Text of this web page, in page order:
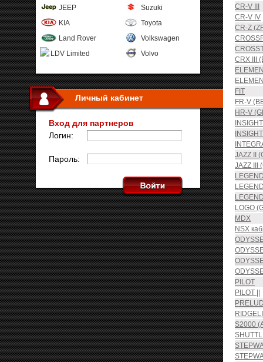
CR-V III
CR-V IV
CR-Z
CRX III
FIT
FR-V
HR-V
INSIGHT
JAZZ II
JAZZ III
LOGO
MDX
NSX
PILOT
PILOT ||
S2000
JEEP
KIA
Land Rover
LDV Limited
Suzuki
Toyota
Volkswagen
Volvo
Личный кабинет
Вход для партнеров
Логин:
Пароль: